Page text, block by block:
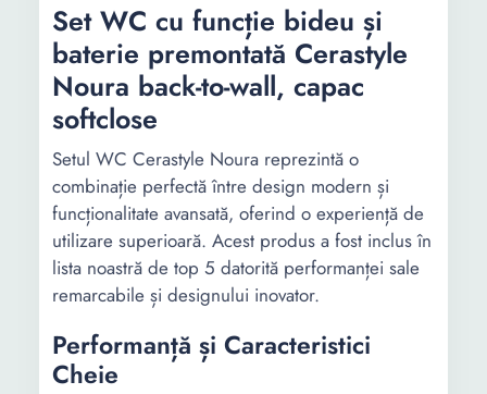
Set WC cu funcție bideu și
baterie premontată Cerastyle
Noura back-to-wall, capac
softclose
Setul WC Cerastyle Noura reprezintă o
combinație perfectă între design modern și
funcționalitate avansată, oferind o experiență de
utilizare superioară. Acest produs a fost inclus în
lista noastră de top 5 datorită performanței sale
remarcabile și designului inovator.
Performanță și Caracteristici
Cheie